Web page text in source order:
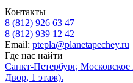
Контакты
8 (812) 926 63 47
8 (812) 939 12 42
Email: ptepla@planetapechey.ru
Где нас найти
Санкт-Петербург,
Двор, 1 этаж).